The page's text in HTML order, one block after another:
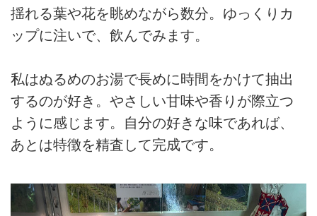
揺れる葉や花を眺めながら数分。ゆっくりカ
ップに注いで、飲んでみます。
私はぬるめのお湯で長めに時間をかけて抽出
するのが好き。やさしい甘味や香りが際立つ
ように感じます。自分の好きな味であれば、
あとは特徴を精査して完成です。